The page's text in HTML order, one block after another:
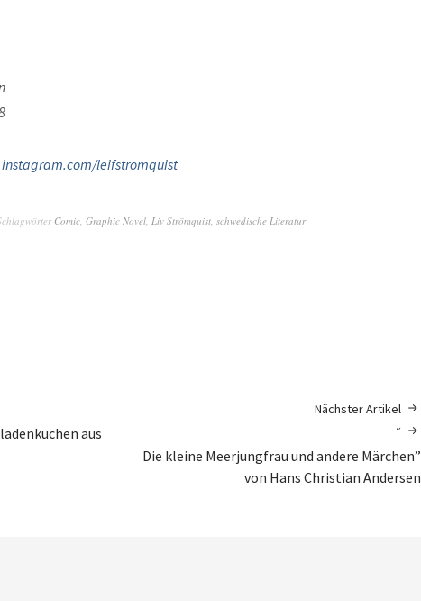
instagram.com/leifstromquist
Comic, Graphic Novel, Liv Strömquist, schwedische Literatur
aus
Nächster Artikel
“
Die kleine Meerjungfrau und andere Märchen”
von Hans Christian Andersen